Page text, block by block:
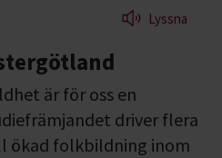
Lyssna
är för oss en
driver flera
ökad folkbildning inom